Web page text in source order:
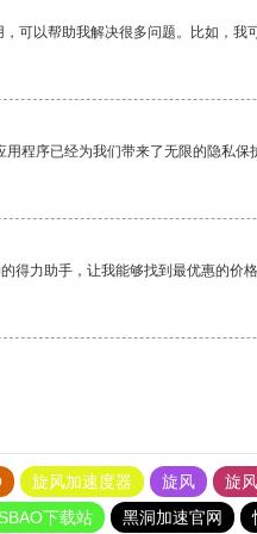
可以帮助我解决很多问题。比如，我
用程序已经为我们带来了无限的隐私保
得力助手，让我能够找到最优惠的价
旋风加速度器 旋风 旋
下载站 黑洞加速官网